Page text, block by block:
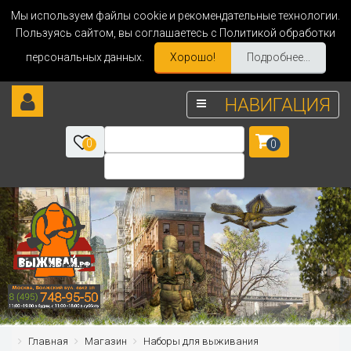
Мы используем файлы cookie и рекомендательные технологии.
Пользуясь сайтом, вы соглашаетесь с Политикой обработки
персональных данных.
Хорошо! Подробнее...
НАВИГАЦИЯ
0 0
Главная Магазин
Наборы для выживания